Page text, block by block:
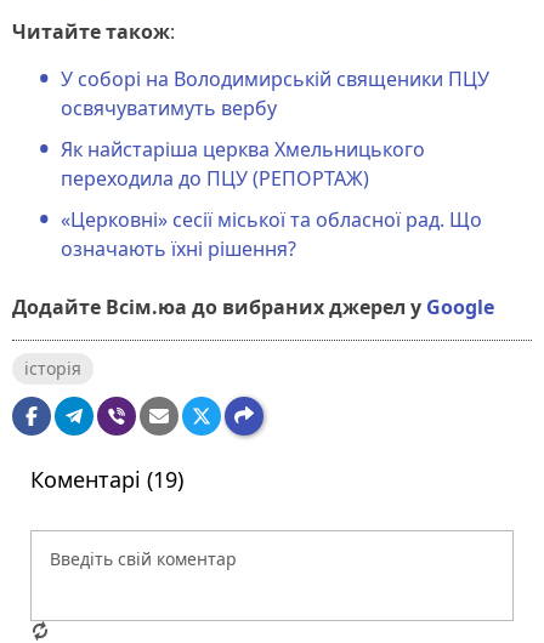
Читайте також:
У соборі на Володимирській священики ПЦУ
освячуватимуть вербу
Як найстаріша церква Хмельницького
переходила до ПЦУ (РЕПОРТАЖ)
«Церковні» сесії міської та обласної рад. Що
означають їхні рішення?
Додайте Всім.юа до вибраних джерел у Google
історія
Коментарі (19)